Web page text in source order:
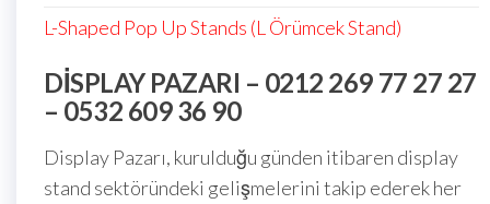
L-Shaped Pop Up Stands (L Örümcek Stand)
DISPLAY PAZARI – 0212 269 77 27 27
– 0532 609 36 90
Display Pazarı, kurulduğu günden itibaren display
stand sektöründeki gelişmelerini takip ederek her